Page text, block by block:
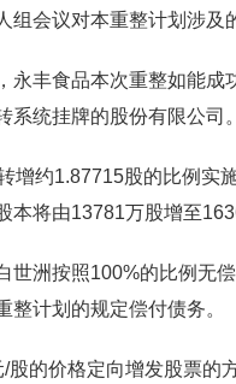
组会议对本重整计划涉及
永丰食品本次重整如能
系统挂牌的股份有限公司。
增约1.87715股的比例实
本将由13781万股增至
世洲按照100%的比例无
整计划的规定偿付债务。
股的价格定向增发股票的